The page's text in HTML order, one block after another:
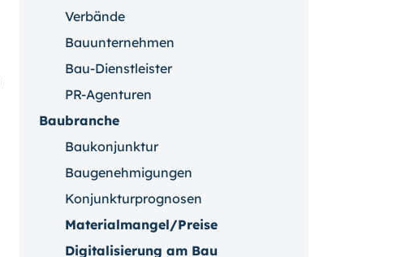
Verbände
Bauunternehmen
Bau-Dienstleister
PR-Agenturen
Baubranche
Baukonjunktur
Baugenehmigungen
Konjunkturprognosen
Materialmangel/Preise
Digitalisierung am Bau